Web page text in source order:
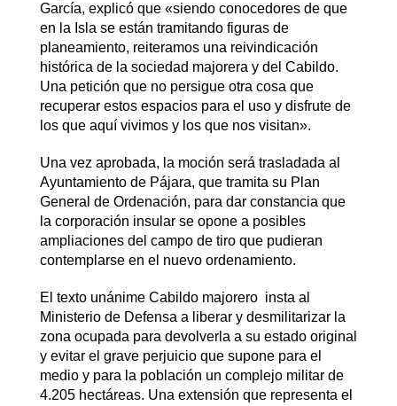
García, explicó que «siendo conocedores de que
en la Isla se están tramitando figuras de
planeamiento, reiteramos una reivindicación
histórica de la sociedad majorera y del Cabildo.
Una petición que no persigue otra cosa que
recuperar estos espacios para el uso y disfrute de
los que aquí vivimos y los que nos visitan».
Una vez aprobada, la moción será trasladada al
Ayuntamiento de Pájara, que tramita su Plan
General de Ordenación, para dar constancia que
la corporación insular se opone a posibles
ampliaciones del campo de tiro que pudieran
contemplarse en el nuevo ordenamiento.
El texto unánime Cabildo majorero insta al
Ministerio de Defensa a liberar y desmilitarizar la
zona ocupada para devolverla a su estado original
y evitar el grave perjuicio que supone para el
medio y para la población un complejo militar de
4.205 hectáreas. Una extensión que representa el